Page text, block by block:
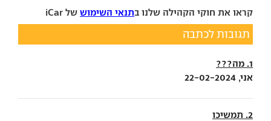
קראו את חוקי הקהילה שלנו בתנאי השימוש של iCar
תגובות לכתבה
1. מה???
אני, 22-02-2024
2. תמשיכו